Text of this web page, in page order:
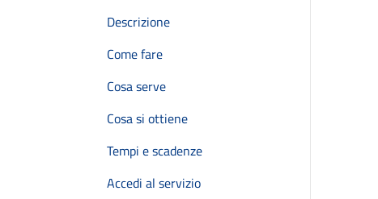
Descrizione
Come fare
Cosa serve
Cosa si ottiene
Tempi e scadenze
Accedi al servizio